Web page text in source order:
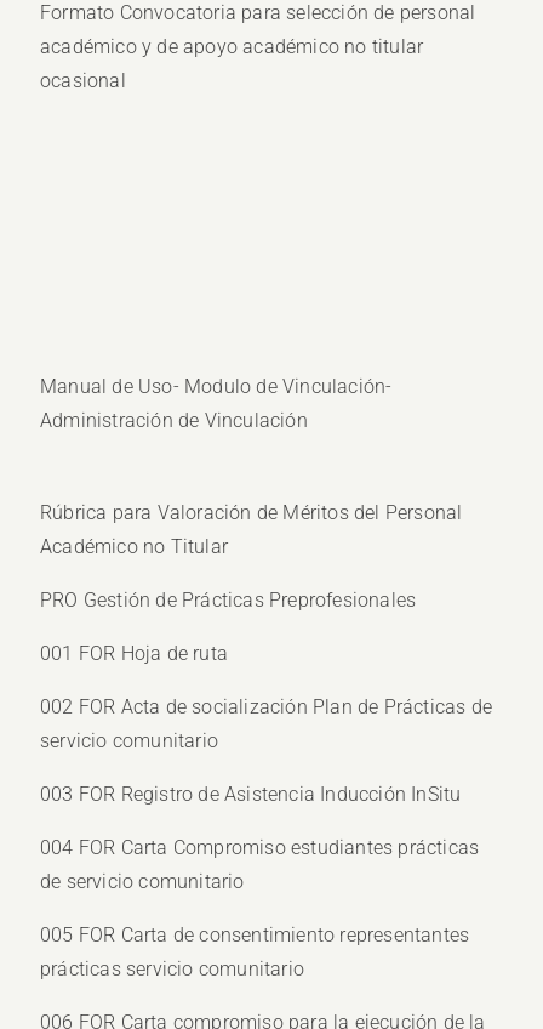
Formato Convocatoria para selección de personal
académico y de apoyo académico no titular
ocasional
Manual de Uso- Modulo de Vinculación-
Administración de Vinculación
Rúbrica para Valoración de Méritos del Personal
Académico no Titular
PRO Gestión de Prácticas Preprofesionales
001 FOR Hoja de ruta
002 FOR Acta de socialización Plan de Prácticas de
servicio comunitario
003 FOR Registro de Asistencia Inducción InSitu
004 FOR Carta Compromiso estudiantes prácticas
de servicio comunitario
005 FOR Carta de consentimiento representantes
prácticas servicio comunitario
006 FOR Carta compromiso para la ejecución de la